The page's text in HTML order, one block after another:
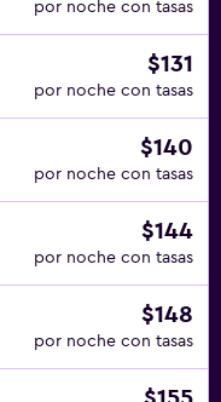
por noche con tasas
$131
por noche con tasas
$140
por noche con tasas
$144
por noche con tasas
$148
por noche con tasas